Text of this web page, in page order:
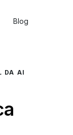
marca
Blog
DA AI